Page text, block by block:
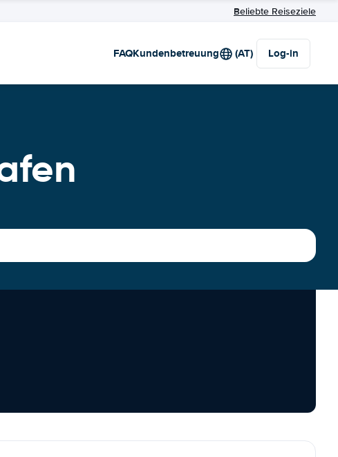
Beliebte Reiseziele
FAQKundenbetreuung (AT) Log-in